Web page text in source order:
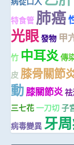
特食管 肺癌
光眼發物 甲
竹 中耳炎傳
皮 膝骨關節
動膝關節炎
三七花 一刀切 子
病毒變異 牙